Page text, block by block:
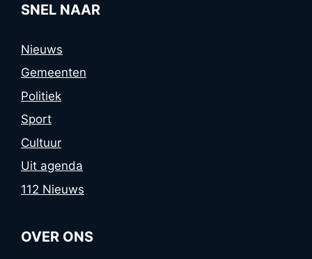
SNEL NAAR
Nieuws
Gemeenten
Politiek
Sport
Cultuur
Uit agenda
112 Nieuws
OVER ONS